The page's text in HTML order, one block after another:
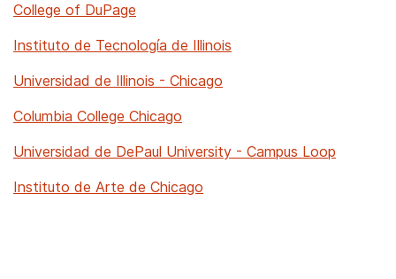
College of DuPage
Instituto de Tecnología de Illinois
Universidad de Illinois - Chicago
Columbia College Chicago
Universidad de DePaul University - Campus Loop
Instituto de Arte de Chicago